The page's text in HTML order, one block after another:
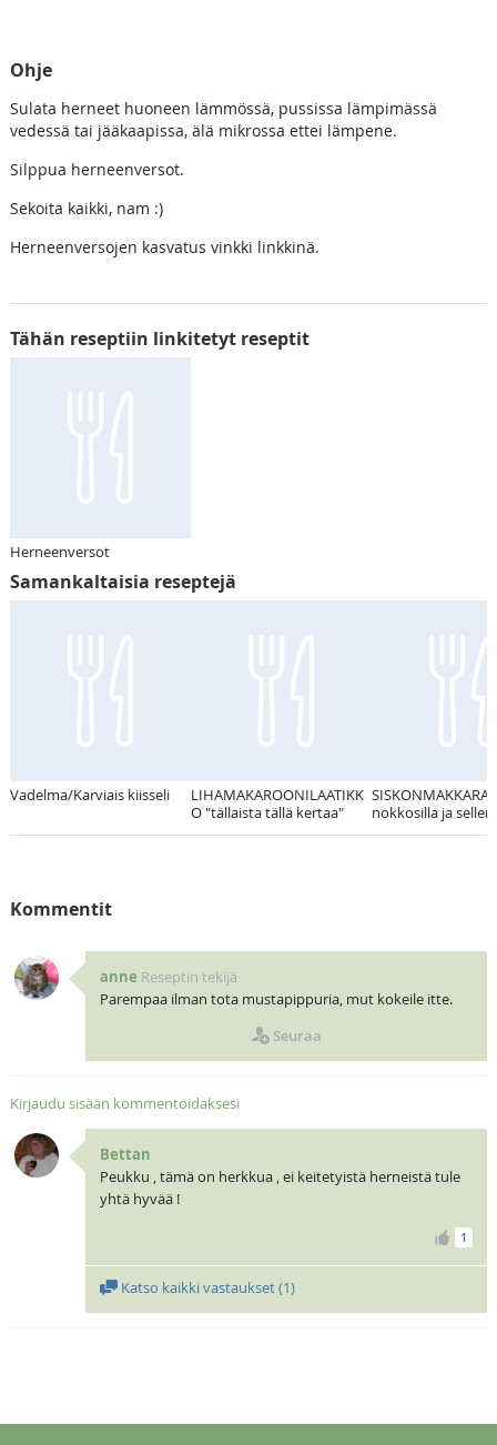
Ohje
Sulata herneet huoneen lämmössä, pussissa lämpimässä
vedessä tai jääkaapissa, älä mikrossa ettei lämpene.
Silppua herneenversot.
Sekoita kaikki, nam :)
Herneenversojen kasvatus vinkki linkkinä.
Tähän reseptiin linkitetyt reseptit
Herneenversot
Samankaltaisia reseptejä
Vadelma/Karviais kiisseli
LIHAMAKAROONILAATIKK
O "tällaista tällä kertaa"
nokkosilla ja
Kommentit
anne Reseptin tekijä
Parempaa ilman tota mustapippuria, mut kokeile itte.
Seuraa
Kirjaudu sisään kommentoidaksesi
Bettan
Peukku , tämä on herkkua , ei keitetyistä herneistä tule
yhtä hyvää !
1
Katso kaikki vastaukset (1)